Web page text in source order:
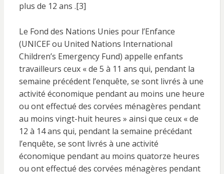
plus de 12 ans .[3]
Le Fond des Nations Unies pour l’Enfance
(UNICEF ou United Nations International
Children’s Emergency Fund) appelle enfants
travailleurs ceux « de 5 à 11 ans qui, pendant la
semaine précédent l’enquête, se sont livrés à une
activité économique pendant au moins une heure
ou ont effectué des corvées ménagères pendant
au moins vingt-huit heures » ainsi que ceux « de
12 à 14 ans qui, pendant la semaine précédant
l’enquête, se sont livrés à une activité
économique pendant au moins quatorze heures
ou ont effectué des corvées ménagères pendant